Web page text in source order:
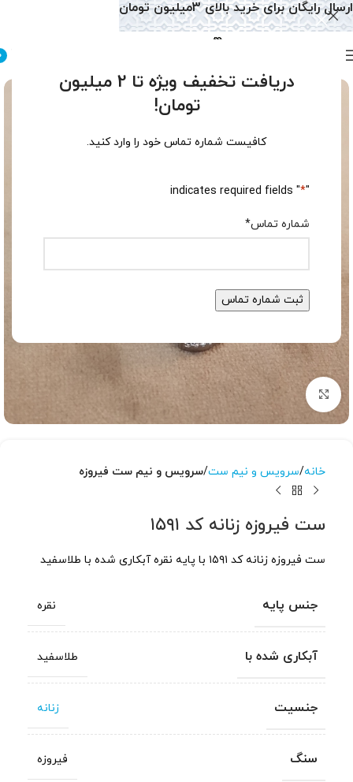
دریافت تخفیف ویژه تا 2 میلیون
تومان!
کافیست شماره تماس خود را وارد کنید.
"
*
" indicates required fields
شماره تماس*
برای بزرگنمایی کلیک کنید
خانه سرویس و نیم ست سرویس و نیم ست فیروزه
ست فیروزه زنانه کد ۱۵۹۱
ست فیروزه زنانه کد ۱۵۹۱ با پایه نقره آبکاری شده با طلاسفید
جنس پایه نقره
آبکاری شده با طلاسفید
جنسیت زنانه
سنگ فیروزه
ارسال رایگان برای خرید بالای 3میلیون تومان